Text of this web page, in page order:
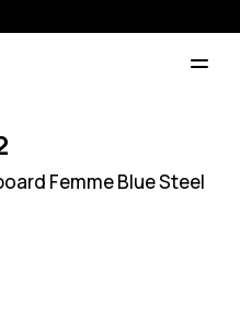
Femme Blue Steel